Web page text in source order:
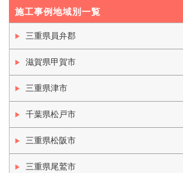
施工事例地域別一覧
三重県員弁郡
滋賀県甲賀市
三重県津市
千葉県松戸市
三重県松阪市
三重県尾鷲市